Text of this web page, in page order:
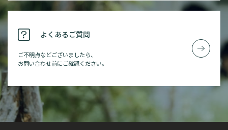
よくあるご質問
ご不明点などございましたら、
お問い合わせ前にご確認ください。